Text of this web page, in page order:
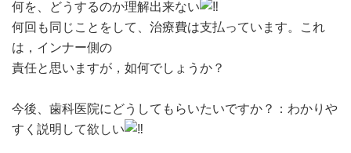
何を、どうするのか理解出来ない
何回も同じことをして、治療費は支払っています。これ
は，インナー側の
責任と思いますが，如何でしょうか？
今後、歯科医院にどうしてもらいたいですか？：わかりや
すく説明して欲しい